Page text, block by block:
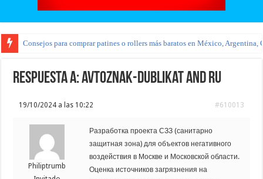
Consejos para comprar patines o rollers más baratos en México, Argentina,
Respuesta a: avtoznak-dublikat and ru
19/10/2024 a las 10:22 #610013
Philiptrumb
Разработка проекта СЗЗ (санитарно
защитная зона) для объектов негативного
воздействия в Москве и Московской области.
Оценка источников загрязнения на